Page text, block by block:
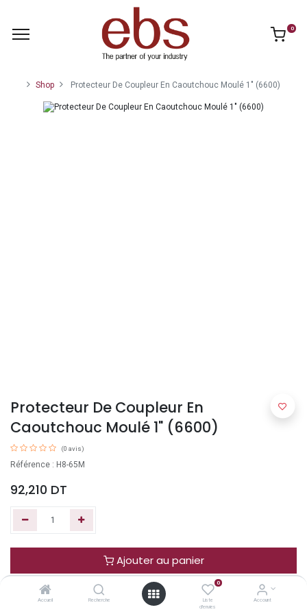
Accueil Recherche
0
Liste
d'envies
Account
0
Shop Protecteur De Coupleur En Caoutchouc Moulé 1" (6600)
Protecteur De Coupleur En
Caoutchouc Moulé 1" (6600)
(0 avis)
Référence : H8-65M
92,210 DT
Ajouter au panier
Acheter maintenant